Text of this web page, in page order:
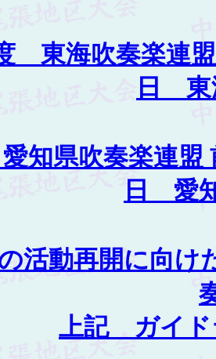
度 東海吹奏楽連
日 東
愛知県吹奏楽連
日 愛
の活動再開に向
上記 ガイド